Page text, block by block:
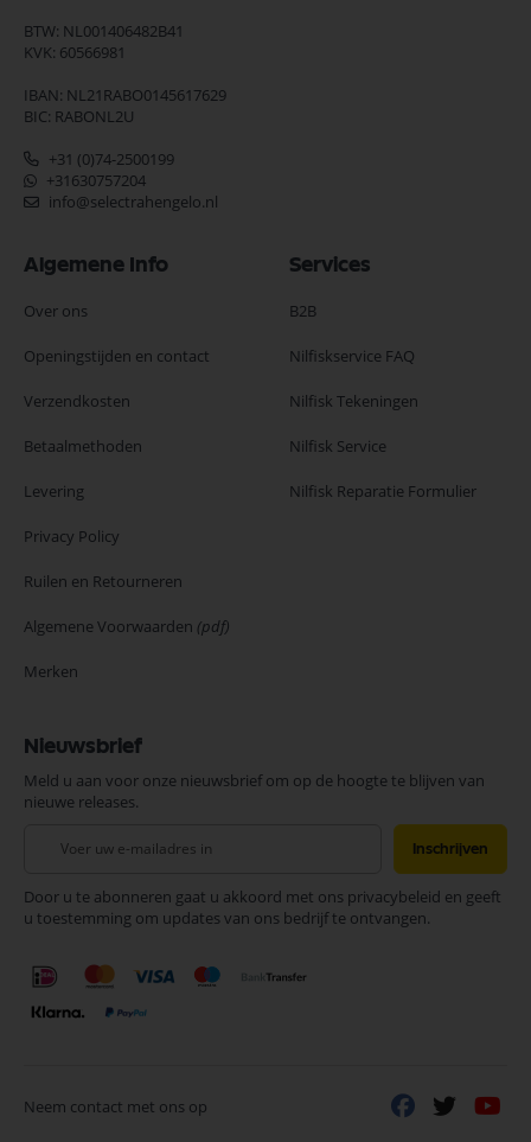
BTW: NL001406482B41
KVK: 60566981
IBAN: NL21RABO0145617629
BIC: RABONL2U
+31 (0)74-2500199
+31630757204
info@selectrahengelo.nl
Algemene Info
Over ons
Openingstijden en contact
Verzendkosten
Betaalmethoden
Levering
Privacy Policy
Ruilen en Retourneren
Algemene Voorwaarden (pdf)
Merken
Services
B2B
Nilfiskservice FAQ
Nilfisk Tekeningen
Nilfisk Service
Nilfisk Reparatie Formulier
Nieuwsbrief
Meld u aan voor onze nieuwsbrief om op de hoogte te blijven van
nieuwe releases.
onze
nieuwsbrief
Inschrijven
Door u te abonneren gaat u akkoord met ons privacybeleid en geeft
u toestemming om updates van ons bedrijf te ontvangen.
Neem contact met ons op